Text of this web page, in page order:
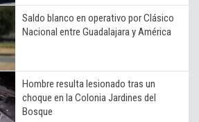
Saldo blanco en operativo por Clásico
Nacional entre Guadalajara y América
Hombre resulta lesionado tras un
choque en la Colonia Jardines del
Bosque